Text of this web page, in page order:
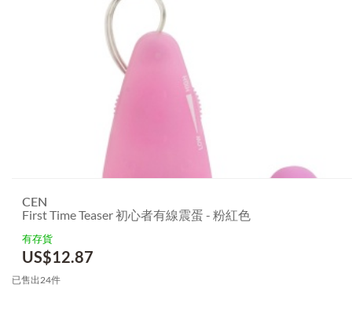
CEN
First Time Teaser 初心者有線震蛋 - 粉紅色
有存貨
US$12.87
已售出24件